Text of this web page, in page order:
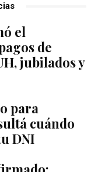
el
de
jubilados y
para
cuándo
DNI